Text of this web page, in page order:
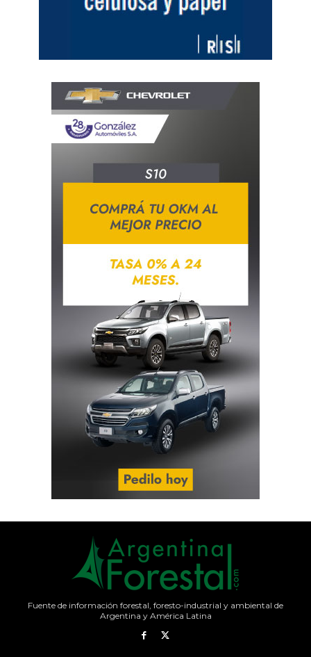
Fuente de información forestal, foresto-industrial y ambiental de
Argentina y América Latina